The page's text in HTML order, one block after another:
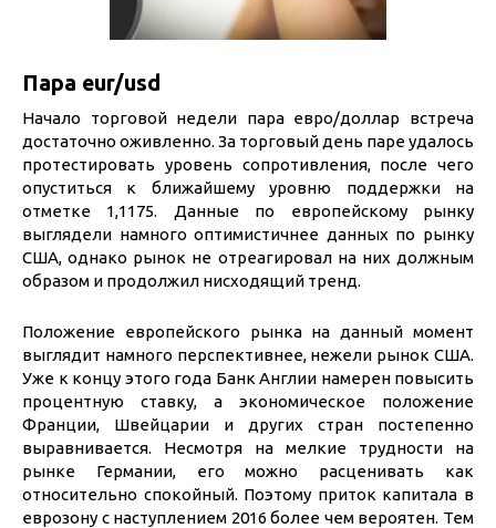
Пара eur/usd
Начало торговой недели пара евро/доллар встреча
достаточно оживленно. За торговый день паре удалось
протестировать уровень сопротивления, после чего
опуститься к ближайшему уровню поддержки на
отметке 1,1175. Данные по европейскому рынку
выглядели намного оптимистичнее данных по рынку
США, однако рынок не отреагировал на них должным
образом и продолжил нисходящий тренд.
Положение европейского рынка на данный момент
выглядит намного перспективнее, нежели рынок США.
Уже к концу этого года Банк Англии намерен повысить
процентную ставку, а экономическое положение
Франции, Швейцарии и других стран постепенно
выравнивается. Несмотря на мелкие трудности на
рынке Германии, его можно расценивать как
относительно спокойный. Поэтому приток капитала в
еврозону с наступлением 2016 более чем вероятен. Тем